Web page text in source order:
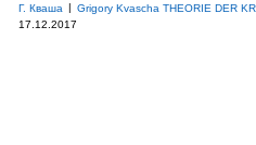
Г. Кваша | Grigory Kvascha THEORIE DER
17.12.2017